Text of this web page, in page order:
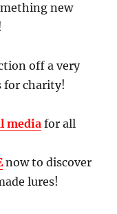
new
off a very
for charity!
media for all
now to discover
lures!